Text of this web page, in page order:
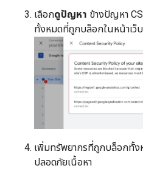
เลือกดูปัญหา ข้างปัญหา
ทั้งหมดที่ถูกบล็อกในหน้าเว็บ
เพิ่มทรัพยากรที่ถูกบล็อกทั้ง
ปลอดภัยเนื้อหา